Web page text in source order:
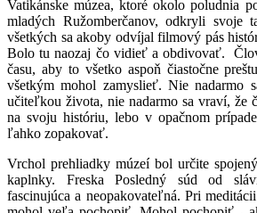
Vatikánske múzea, ktoré okolo poludnia
mladých Ružomberčanov, odkryli svoje
všetkých sa akoby odvíjal filmový pás
Bolo tu naozaj čo vidieť a obdivovať.
času, aby to všetko aspoň čiastočne
všetkým mohol zamyslieť. Nie nadarmo
učiteľkou života, nie nadarmo sa vraví, že
na svoju históriu, lebo v opačnom
ľahko zopakovať.
Vrchol prehliadky múzeí bol určite
kaplnky. Freska Posledný súd od
fascinujúca a neopakovateľná. Pri